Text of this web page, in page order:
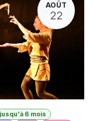
AOÛT
22
6 mois